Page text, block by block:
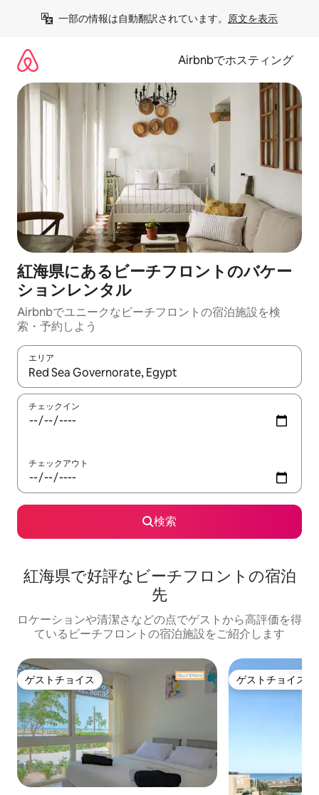
一部の情報は自動翻訳されています。 原文を表示
Airbnbでホスティング
紅海県にあるビーチフロントのバケー
ションレンタル
Airbnbでユニークなビーチフロントの宿泊施設を検
索・予約しよう
エリア
検索結果が表示されたら、上下の矢印キーを使って移動するか
チェックイン
チェックアウト
検索
紅海県で好評なビーチフロントの宿泊
先
ロケーションや清潔さなどの点でゲストから高評価を得
ているビーチフロントの宿泊施設をご紹介します
ゲストチョイス
ゲストチョイス ゲストチョイス
ゲストチョイス